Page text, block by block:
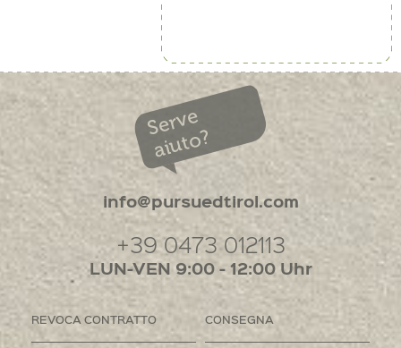
Serve
aiuto?
info@pursuedtirol.com
+39 0473 012113
LUN-VEN 9:00 - 12:00 Uhr
REVOCA CONTRATTO CONSEGNA